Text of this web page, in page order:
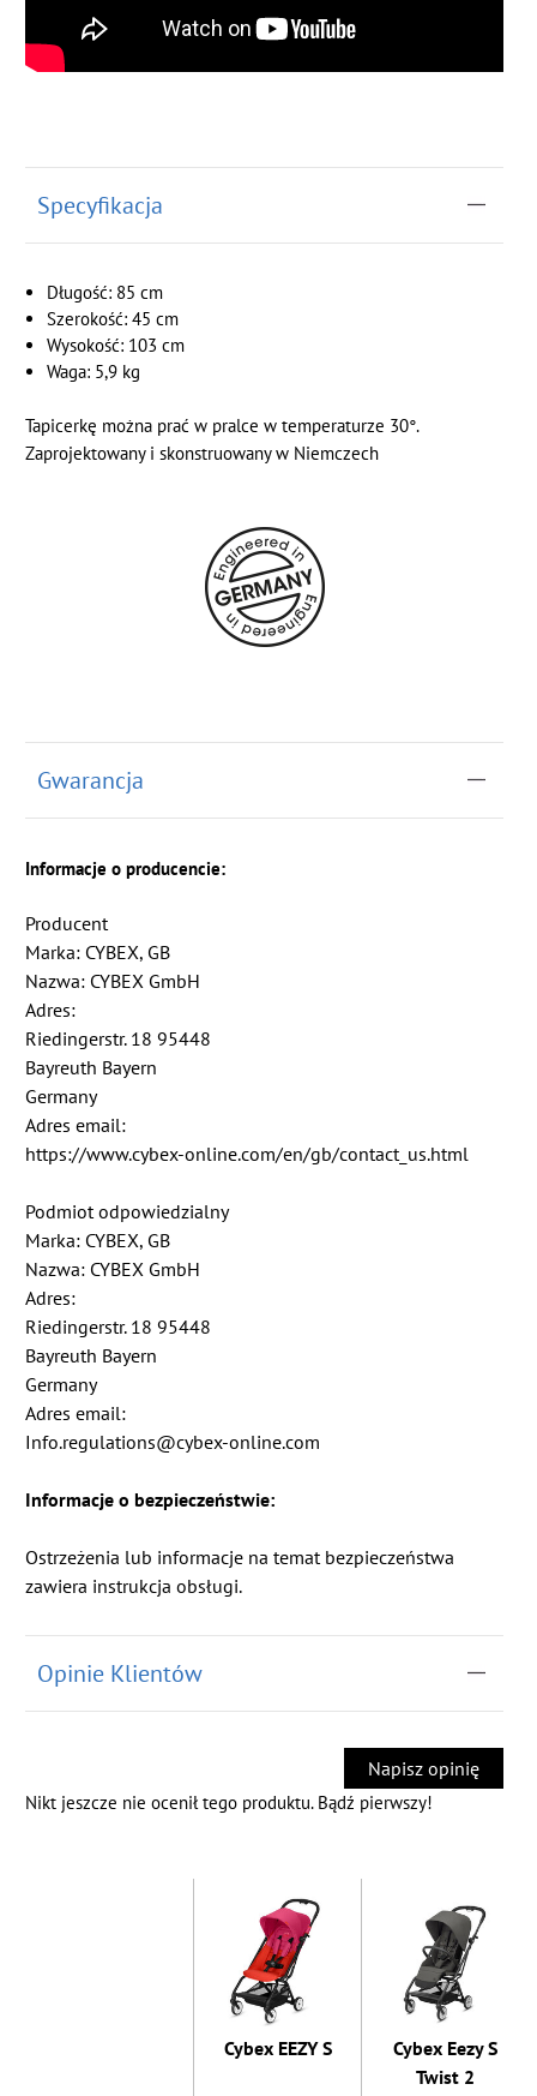
Specyfikacja
Długość: 85 cm
Szerokość: 45 cm
Wysokość: 103 cm
Waga: 5,9 kg
Tapicerkę można prać w pralce w temperaturze 30°.
Zaprojektowany i skonstruowany w Niemczech
Gwarancja
Informacje o producencie:
Producent
Marka: CYBEX, GB
Nazwa: CYBEX GmbH
Adres:
Riedingerstr. 18 95448
Bayreuth Bayern
Germany
Adres email:
https://www.cybex-online.com/en/gb/contact_us.html
Podmiot odpowiedzialny
Marka: CYBEX, GB
Nazwa: CYBEX GmbH
Adres:
Riedingerstr. 18 95448
Bayreuth Bayern
Germany
Adres email:
Info.regulations@cybex-online.com
Informacje o bezpieczeństwie:
Ostrzeżenia lub informacje na temat bezpieczeństwa
zawiera instrukcja obsługi.
Opinie Klientów
Napisz opinię
Nikt jeszcze nie ocenił tego produktu. Bądź pierwszy!
Cybex EEZY S
Cybex Eezy S
Twist 2